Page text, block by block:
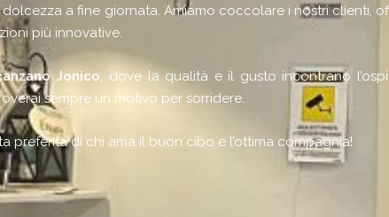
a fine giornata. Amiamo coccolare i nostri clienti,
più innovative.
Jonico, dove la qualità e il gusto incontrano
sempre un motivo per sorridere.
preferita di chi ama il buon cibo e l’ottima compagnia!